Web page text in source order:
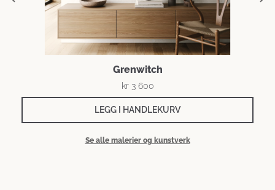
Grenwitch
kr3 600
LEGG I HANDLEKURV
Se alle malerier og kunstverk